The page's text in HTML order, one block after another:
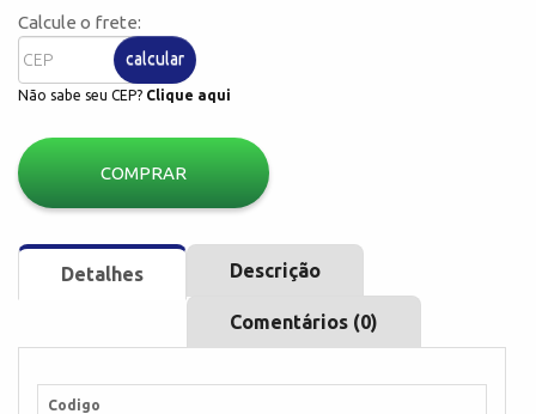
Calcule o frete:
calcular
Não sabe seu CEP? Clique aqui
COMPRAR
Detalhes Descrição
Comentários (0)
Codigo